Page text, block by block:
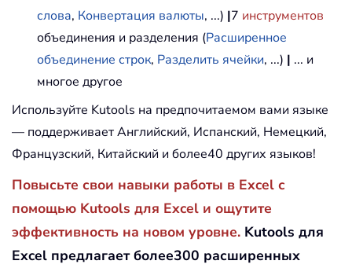
слова, Конвертация валюты, ...) |7 инструментов
объединения и разделения (Расширенное
объединение строк, Разделить ячейки, ...) | ... и
многое другое
Используйте Kutools на предпочитаемом вами языке
— поддерживает Английский, Испанский, Немецкий,
Французский, Китайский и более40 других языков!
Повысьте свои навыки работы в Excel с
помощью Kutools для Excel и ощутите
эффективность на новом уровне. Kutools для
Excel предлагает более300 расширенных